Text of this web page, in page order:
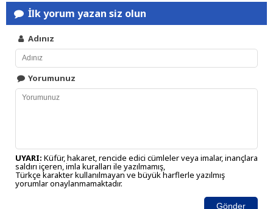
İlk yorum yazan siz olun
Adınız
Yorumunuz
UYARI: Küfür, hakaret, rencide edici cümleler veya imalar, inançlara
saldırı içeren, imla kuralları ile yazılmamış,
Türkçe karakter kullanılmayan ve büyük harflerle yazılmış
yorumlar onaylanmamaktadır.
Gönder